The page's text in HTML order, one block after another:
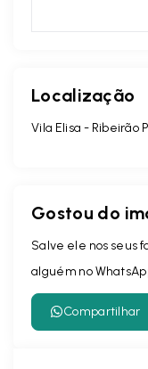
Localização
Vila Elisa - Ribeirão
Gostou do
Salve ele nos seus
alguém no
Compartilhar